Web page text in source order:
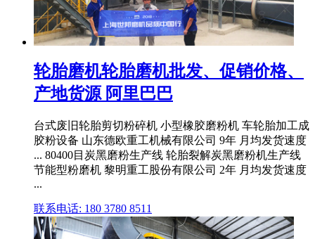
轮胎磨机轮胎磨机批发、促销价格、
产地货源 阿里巴巴
台式废旧轮胎剪切粉碎机 小型橡胶磨粉机 车轮胎加工成
胶粉设备 山东德欧重工机械有限公司 9年 月均发货速度
... 80400目炭黑磨粉生产线 轮胎裂解炭黑磨粉机生产线
节能型粉磨机 黎明重工股份有限公司 2年 月均发货速度
...
联系电话: 180 3780 8511